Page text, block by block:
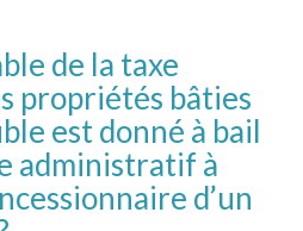
de la taxe
propriétés bâties
est donné à bail
administratif à
d’un